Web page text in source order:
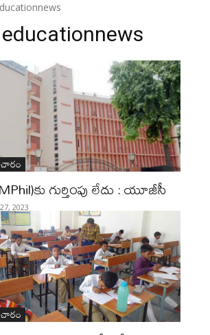
educationnews
గుర్తింపు లేదు : యూజీసీ
2023